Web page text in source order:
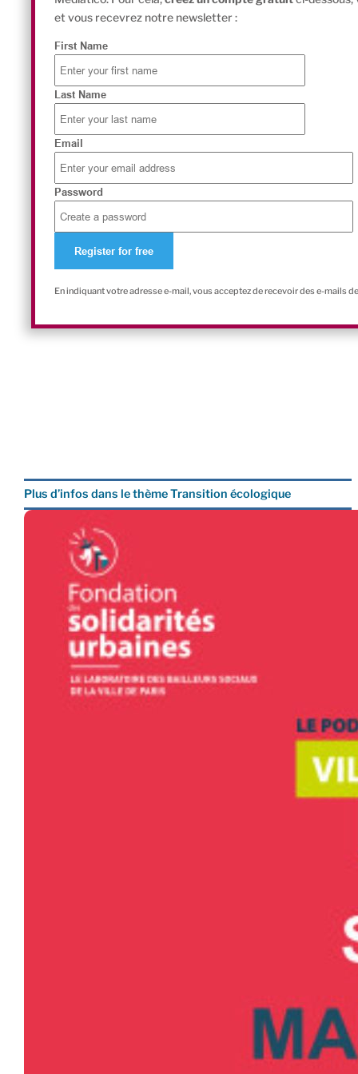
et vous recevrez notre newsletter :
First Name
Last Name
Email
Password
En indiquant votre adresse e-mail, vous acceptez de recevoir des e-mails
Plus d’infos dans le thème Transition écologique